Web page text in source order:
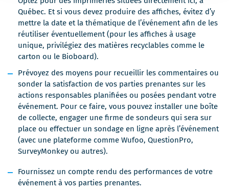
Québec. Et si vous devez produire des affiches, évitez d’y
mettre la date et la thématique de l’événement afin de les
réutiliser éventuellement (pour les affiches à usage
unique, privilégiez des matières recyclables comme le
carton ou le Bioboard).
Prévoyez des moyens pour recueillir les commentaires ou
sonder la satisfaction de vos parties prenantes sur les
actions responsables planifiées ou posées pendant votre
événement. Pour ce faire, vous pouvez installer une boîte
de collecte, engager une firme de sondeurs qui sera sur
place ou effectuer un sondage en ligne après l’événement
(avec une plateforme comme Wufoo, QuestionPro,
SurveyMonkey ou autres).
Fournissez un compte rendu des performances de votre
événement à vos parties prenantes.